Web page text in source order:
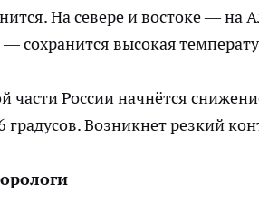
На севере и востоке — на
— сохранится высокая
части России начнётся
градусов. Возникнет резкий